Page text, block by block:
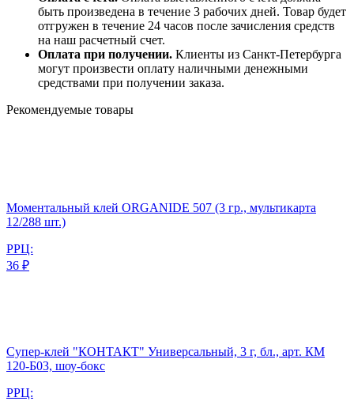
быть произведена в течение 3 рабочих дней. Товар будет
отгружен в течение 24 часов после зачисления средств
на наш расчетный счет.
Оплата при получении. Клиенты из Санкт-Петербурга
могут произвести оплату наличными денежными
средствами при получении заказа.
Рекомендуемые товары
Моментальный клей ORGANIDE 507 (3 гр., мультикарта
12/288 шт.)
РРЦ:
36 ₽
Супер-клей "КОНТАКТ" Универсальный, 3 г, бл., арт. КМ
120-Б03, шоу-бокс
РРЦ: